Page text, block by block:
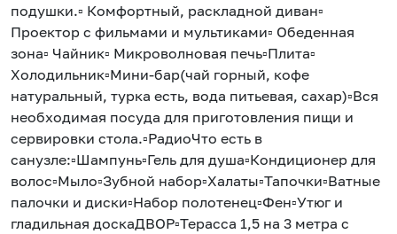
подушки.▫️ Комфортный, раскладной диван▫️
Проектор с фильмами и мультиками▫️ Обеденная
зона▫️ Чайник▫️ Микроволновая печь▫️Плита▫️
Холодильник▫️Мини-бар(чай горный, кофе
натуральный, турка есть, вода питьевая, сахар)▫️Вся
необходимая посуда для приготовления пищи и
сервировки стола.▫️РадиоЧто есть в
санузле:▫️Шампунь▫️Гель для душа▫️Кондиционер для
волос▫️Мыло▫️Зубной набор▫️Халаты▫️Тапочки▫️Ватные
палочки и диски▫️Набор полотенец▫️Фен▫️Утюг и
гладильная доскаДВОР▫️Терасса 1,5 на 3 метра с